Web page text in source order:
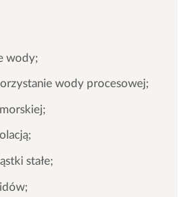
wody;
wody procesowej;
stałe;